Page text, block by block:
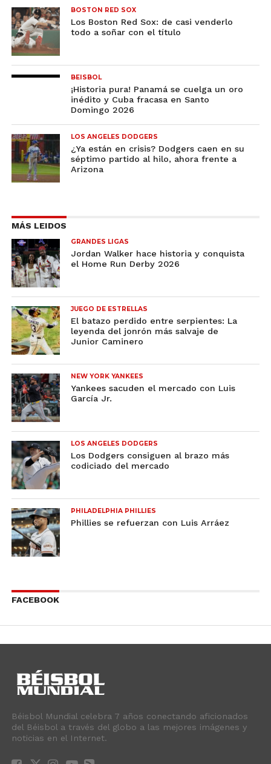
BOSTON RED SOX
Los Boston Red Sox: de casi venderlo
todo a soñar con el título
BEISBOL
¡Historia pura! Panamá se cuelga un oro
inédito y Cuba fracasa en Santo
Domingo 2026
LOS ANGELES DODGERS
¿Ya están en crisis? Dodgers caen en su
séptimo partido al hilo, ahora frente a
Arizona
MÁS LEIDOS
GRANDES LIGAS
Jordan Walker hace historia y conquista
el Home Run Derby 2026
JUEGO DE ESTRELLAS
El batazo perdido entre serpientes: La
leyenda del jonrón más salvaje de
Junior Caminero
NEW YORK YANKEES
Yankees sacuden el mercado con Luis
García Jr.
LOS ANGELES DODGERS
Los Dodgers consiguen al brazo más
codiciado del mercado
PHILADELPHIA PHILLIES
Phillies se refuerzan con Luis Arráez
FACEBOOK
Béisbol Mundial celebra 7 años conectando aficionados
del Béisbol a través del globo a las mejores imágenes y
noticias en el Internet.